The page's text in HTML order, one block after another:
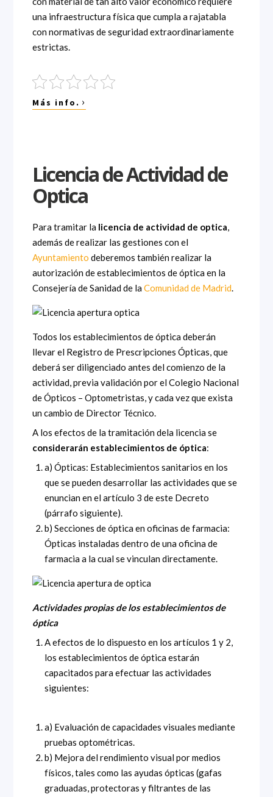
una infraestructura física que cumpla a rajatabla
con normativas de seguridad extraordinariamente
estrictas.
Más info. ›
Licencia de Actividad de
Optica
Para tramitar la licencia de actividad de optica,
además de realizar las gestiones con el
Ayuntamiento deberemos también realizar la
autorización de establecimientos de óptica en la
Consejería de Sanidad de laComunidad de Madrid.
Todos los establecimientos de óptica deberán
llevar el Registro de Prescripciones Ópticas, que
deberá ser diligenciado antes del comienzo de la
actividad, previa validación por el Colegio Nacional
de Ópticos – Optometristas, y cada vez que exista
un cambio de Director Técnico.
A los efectos de la tramitación dela licencia se
considerarán establecimientos de óptica:
a) Ópticas: Establecimientos sanitarios en los
que se pueden desarrollar las actividades que se
enuncian en el artículo 3 de este Decreto
(párrafo siguiente).
b) Secciones de óptica en oficinas de farmacia:
Ópticas instaladas dentro de una oficina de
farmacia a la cual se vinculan directamente.
Actividades propias de los establecimientos de
óptica
A efectos de lo dispuesto en los artículos 1 y 2,
los establecimientos de óptica estarán
capacitados para efectuar las actividades
siguientes:
a) Evaluación de capacidades visuales mediante
pruebas optométricas.
b) Mejora del rendimiento visual por medios
físicos, tales como las ayudas ópticas (gafas
graduadas, protectoras y filtrantes de las